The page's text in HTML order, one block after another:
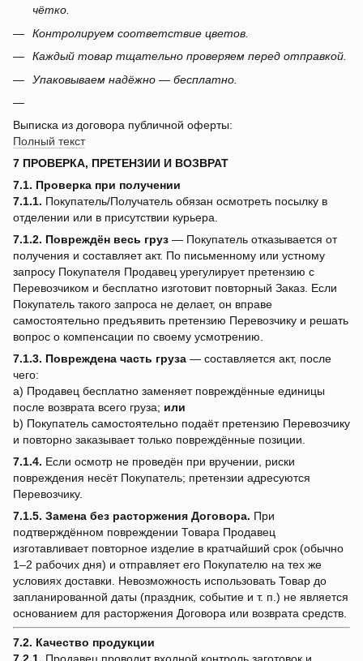
чётко.
Контролируем соответствие цветов.
Каждый товар тщательно проверяем перед отправкой.
Упаковываем надёжно — бесплатно.
Выписка из договора публичной оферты:
Полный текст
7 ПРОВЕРКА, ПРЕТЕНЗИИ И ВОЗВРАТ
7.1. Проверка при получении
7.1.1. Покупатель/Получатель обязан осмотреть посылку в
отделении или в присутствии курьера.
7.1.2. Повреждён весь груз — Покупатель отказывается от
получения и составляет акт. По письменному или устному
запросу Покупателя Продавец урегулирует претензию с
Перевозчиком и бесплатно изготовит повторный Заказ. Если
Покупатель такого запроса не делает, он вправе
самостоятельно предъявить претензию Перевозчику и решать
вопрос о компенсации по своему усмотрению.
7.1.3. Повреждена часть груза — составляется акт, после
чего:
a) Продавец бесплатно заменяет повреждённые единицы
после возврата всего груза; или
b) Покупатель самостоятельно подаёт претензию Перевозчику
и повторно заказывает только повреждённые позиции.
7.1.4. Если осмотр не проведён при вручении, риски
повреждения несёт Покупатель; претензии адресуются
Перевозчику.
7.1.5. Замена без расторжения Договора. При
подтверждённом повреждении Товара Продавец
изготавливает повторное изделие в кратчайший срок (обычно
1–2 рабочих дня) и отправляет его Покупателю на тех же
условиях доставки. Невозможность использовать Товар до
запланированной даты (праздник, событие и т. п.) не является
основанием для расторжения Договора или возврата средств.
7.2. Качество продукции